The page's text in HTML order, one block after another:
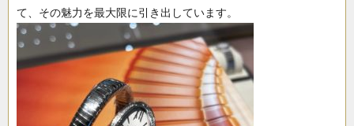
て、その魅力を最大限に引き出しています。